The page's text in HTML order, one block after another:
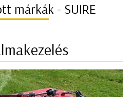
márkák - SUIRE